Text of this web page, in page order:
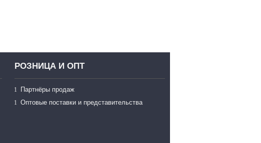
РОЗНИЦА И ОПТ
Партнёры продаж
Оптовые поставки и представительства